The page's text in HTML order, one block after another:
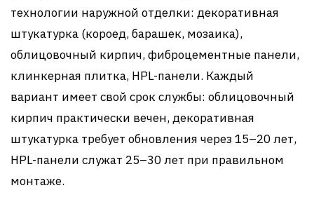
технологии наружной отделки: декоративная
штукатурка (короед, барашек, мозаика),
облицовочный кирпич, фиброцементные панели,
клинкерная плитка, HPL-панели. Каждый
вариант имеет свой срок службы: облицовочный
кирпич практически вечен, декоративная
штукатурка требует обновления через 15–20 лет,
HPL-панели служат 25–30 лет при правильном
монтаже.